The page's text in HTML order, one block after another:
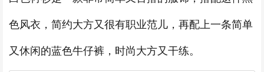
色风衣，简约大方又很有职业范儿，再配上一条简单
又休闲的蓝色牛仔裤，时尚大方又干练。